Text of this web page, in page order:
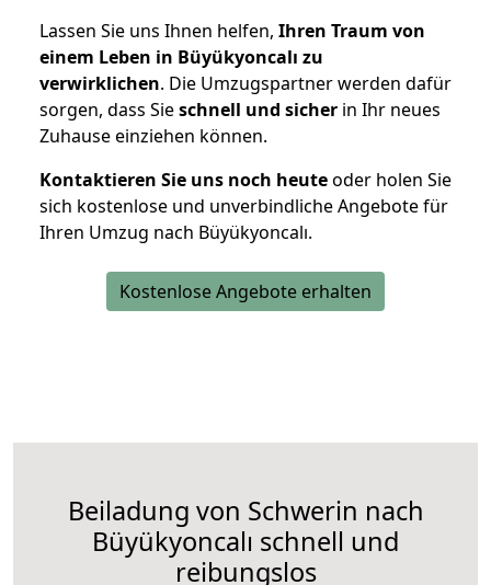
Lassen Sie uns Ihnen helfen, Ihren Traum von
einem Leben in Büyükyoncalı zu
verwirklichen. Die Umzugspartner werden dafür
sorgen, dass Sieschnell und sicher in Ihr neues
Zuhause einziehen können.
Kontaktieren Sie uns noch heuteoder holen Sie
sich kostenlose und unverbindliche Angebote für
Ihren Umzug nach Büyükyoncalı.
Kostenlose Angebote erhalten
Beiladung von Schwerin nach
Büyükyoncalı schnell und
reibungslos